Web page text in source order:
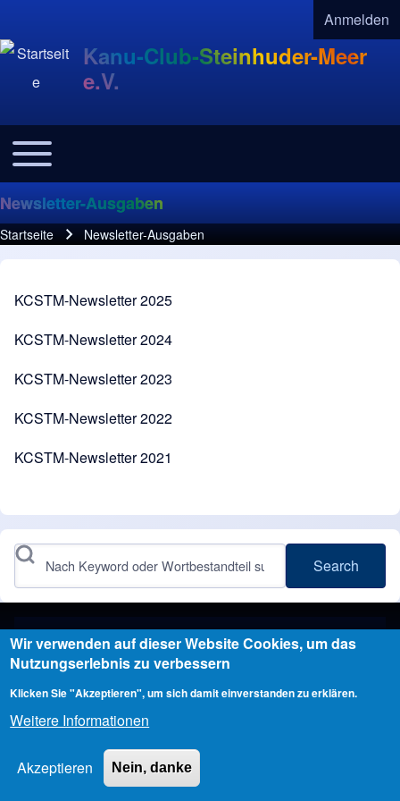
User
Anmelden
Kanu-Club-Steinhuder-Meer
e.V.
Navigation
Toggle main menu
Newsletter-Ausgaben
Pfadnavigation
Startseite Newsletter-Ausgaben
KCSTM-Newsletter 2025
KCSTM-Newsletter 2024
KCSTM-Newsletter 2023
KCSTM-Newsletter 2022
KCSTM-Newsletter2021
Search
Angetrieben durchDrupal
Developed & Designed by
Wir verwenden auf dieser Website Cookies, um das
Nutzungserlebnis zu verbessern
Klicken Sie "Akzeptieren", um sich damit einverstanden zu erklären.
Weitere Informationen
Akzeptieren Nein, danke